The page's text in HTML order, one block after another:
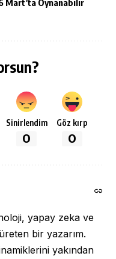
Mart’ta Oynanabilir
Sinirlendim
0
Göz kırp
0
yapay zeka ve
bir yazarım.
yakından